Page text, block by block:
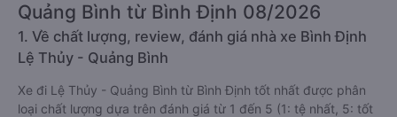
Quảng Bình từ Bình Định 08/2026
1. Về chất lượng, review, đánh giá nhà xe Bình Định
Lệ Thủy - Quảng Bình
Xe đi Lệ Thủy - Quảng Bình từ Bình Định tốt nhất được phân
loại chất lượng dựa trên đánh giá từ 1 đến 5 (1: tệ nhất, 5: tốt